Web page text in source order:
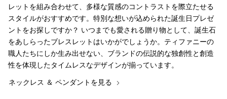
レットを組み合わせて、多様な質感のコントラストを際立たせる
スタイルがおすすめです。特別な想いが込められた誕生日プレゼ
ントをお探しですか？ いつまでも愛される贈り物として、誕生石
をあしらったブレスレットはいかがでしょうか。ティファニーの
職人たちにしか生み出せない、ブランドの伝説的な独創性と創造
性を体現したタイムレスなデザインが揃っています。
ネックレス ＆ ペンダントを見る